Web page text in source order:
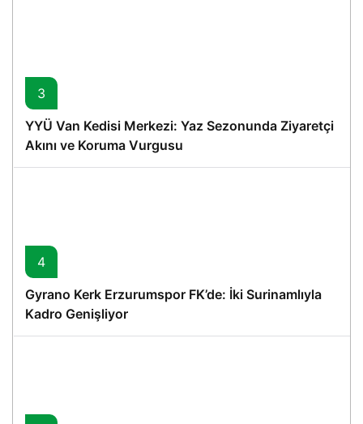
3
YYÜ Van Kedisi Merkezi: Yaz Sezonunda Ziyaretçi
Akını ve Koruma Vurgusu
4
Gyrano Kerk Erzurumspor FK’de: İki Surinamlıyla
Kadro Genişliyor